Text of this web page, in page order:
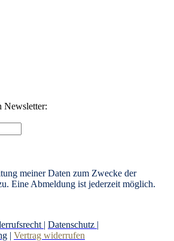
Newsletter:
meiner Daten zum Zwecke der
Eine Abmeldung ist jederzeit möglich.
| Datenschutz |
| Vertrag widerrufen